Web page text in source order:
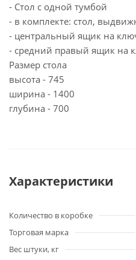
- Стол с одной тумбой
- в комплекте: стол,
- центральный ящик на
- средний правый ящик на
Размер стола
высота - 745
ширина - 1400
глубина - 700
Характеристики
Количество в коробке
Торговая марка
Вес штуки, кг